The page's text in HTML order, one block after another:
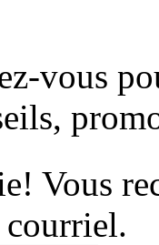
vous
Vous